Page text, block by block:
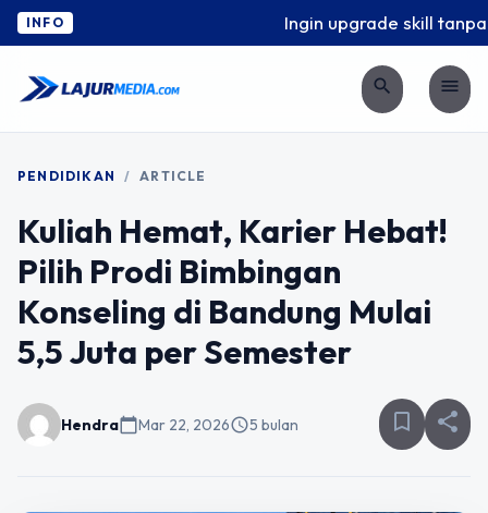
INFO Ingin upgrade skill tanpa
search menu
PENDIDIKAN / ARTICLE
Kuliah Hemat, Karier Hebat!
Pilih Prodi Bimbingan
Konseling di Bandung Mulai
5,5 Juta per Semester
Hendracalendar_todayMar 22, 2026schedule5 bulan bookmark_border share